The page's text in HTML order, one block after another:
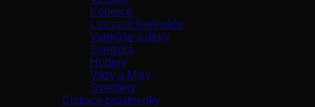
Koberce
Luxusné kvetináče
Vankúše a deky
Svietidlá
Hodiny
Vázy a Misy
Svietniky
Čistiace prostriedky